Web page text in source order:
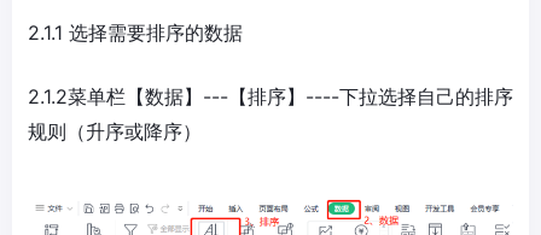
2.1.1 选择需要排序的数据
2.1.2菜单栏【数据】---【排序】----下拉选择自己的排序
规则（升序或降序）